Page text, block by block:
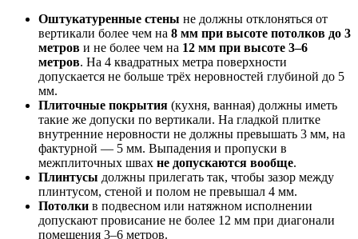
Оштукатуренные стены не должны отклоняться от
вертикали более чем на 8 мм при высоте потолков до 3
метров и не более чем на 12 мм при высоте 3–6
метров. На 4 квадратных метра поверхности
допускается не больше трёх неровностей глубиной до 5
мм.
Плиточные покрытия (кухня, ванная) должны иметь
такие же допуски по вертикали. На гладкой плитке
внутренние неровности не должны превышать 3 мм, на
фактурной — 5 мм. Выпадения и пропуски в
межплиточных швах не допускаются вообще.
Плинтусы должны прилегать так, чтобы зазор между
плинтусом, стеной и полом не превышал 4 мм.
Потолки в подвесном или натяжном исполнении
допускают провисание не более 12 мм при диагонали
помещения 3–6 метров.